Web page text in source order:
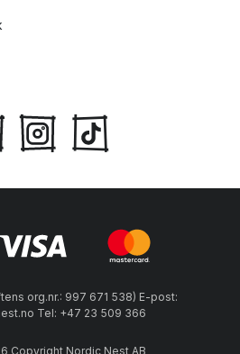
org.nr.: 997 671 538) E-post:
Tel: +47 23 509 366
Copyright Nordic Nest AB